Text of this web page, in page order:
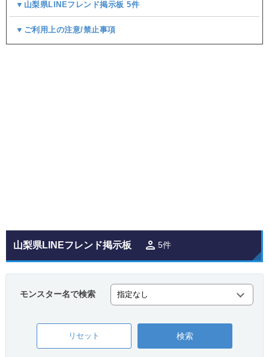
▼山梨県LINEフレンド掲示板 5件
▼ご利用上の注意/禁止事項
山梨県LINEフレンド掲示板 5件
モンスター名で検索
リセット